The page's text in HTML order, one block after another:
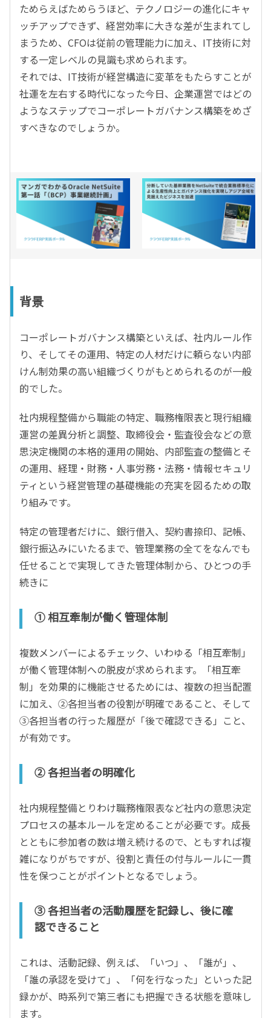
ためらえばためらうほど、テクノロジーの進化にキャ
ッチアップできず、経営効率に大きな差が生まれてし
まうため、CFOは従前の管理能力に加え、IT技術に対
する一定レベルの見識も求められます。
それでは、IT技術が経営構造に変革をもたらすことが
社運を左右する時代になった今日、企業運営ではどの
ようなステップでコーポレートガバナンス構築をめざ
すべきなのでしょうか。
背景
コーポレートガバナンス構築といえば、社内ルール作
り、そしてその運用、特定の人材だけに頼らない内部
けん制効果の高い組織づくりがもとめられるのが一般
的でした。
社内規程整備から職能の特定、職務権限表と現行組織
運営の差異分析と調整、取締役会・監査役会などの意
思決定機関の本格的運用の開始、内部監査の整備とそ
の運用、経理・財務・人事労務・法務・情報セキュリ
ティという経営管理の基礎機能の充実を図るための取
り組みです。
特定の管理者だけに、銀行借入、契約書捺印、記帳、
銀行振込みにいたるまで、管理業務の全てをなんでも
任せることで実現してきた管理体制から、ひとつの手
続きに
① 相互牽制が働く管理体制
複数メンバーによるチェック、いわゆる「相互牽制」
が働く管理体制への脱皮が求められます。「相互牽
制」を効果的に機能させるためには、複数の担当配置
に加え、②各担当者の役割が明確であること、そして
③各担当者の行った履歴が「後で確認できる」こと、
が有効です。
② 各担当者の明確化
社内規程整備とりわけ職務権限表など社内の意思決定
プロセスの基本ルールを定めることが必要です。成長
とともに参加者の数は増え続けるので、ともすれば複
雑になりがちですが、役割と責任の付与ルールに一貫
性を保つことがポイントとなるでしょう。
③ 各担当者の活動履歴を記録し、後に確
認できること
これは、活動記録、例えば、「いつ」、「誰が」、
「誰の承認を受けて」、「何を行なった」といった記
録かが、時系列で第三者にも把握できる状態を意味し
ます。